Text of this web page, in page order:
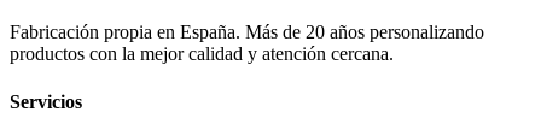
Fabricación propia en España. Más de 20 años personalizando
productos con la mejor calidad y atención cercana.
Servicios